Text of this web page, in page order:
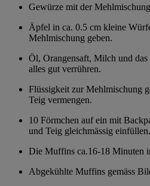
Gewürze mit der
Äpfel in ca. 0.5 cm kleine
Mehlmischung geben.
Öl, Orangensaft, Milch und
alles gut verrühren.
Flüssigkeit zur Mehlmischung
Teig vermengen.
10 Förmchen auf ein mit
und Teig gleichmässig einfüllen.
Die Muffins ca.16-18 Minuten
Abgekühlte Muffins gemäss